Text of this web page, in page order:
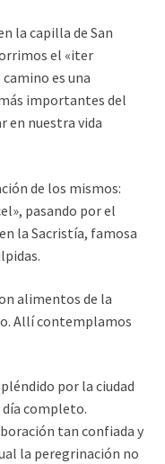
la capilla de San
el «iter
es una
importantes del
en nuestra vida
de los mismos:
pasando por el
la Sacristía, famosa
alimentos de la
Allí contemplamos
por la ciudad
completo.
tan confiada y
la peregrinación no